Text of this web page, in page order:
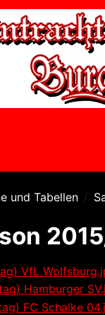
und Tabellen